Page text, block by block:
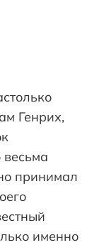
Генрих,
весьма
принимал
именно